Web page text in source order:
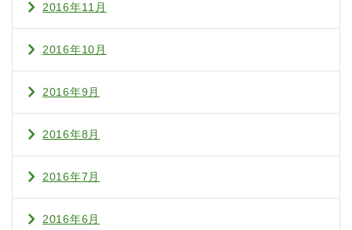
2016年11月
2016年10月
2016年9月
2016年8月
2016年7月
2016年6月